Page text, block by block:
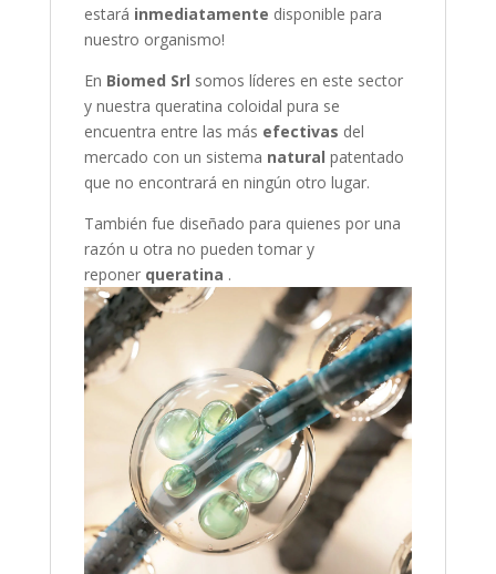
estará inmediatamente disponible para
nuestro organismo!
En Biomed Srl somos líderes en este sector
y nuestra queratina coloidal pura se
encuentra entre las más efectivas del
mercado con un sistema natural patentado
que no encontrará en ningún otro lugar.
También fue diseñado para quienes por una
razón u otra no pueden tomar y
reponer queratina .